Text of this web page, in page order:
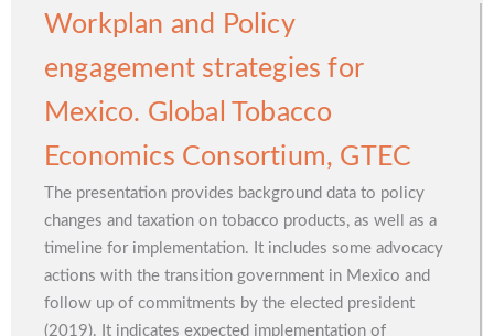
Workplan and Policy
engagement strategies for
Mexico. Global Tobacco
Economics Consortium, GTEC
The presentation provides background data to policy
changes and taxation on tobacco products, as well as a
timeline for implementation. It includes some advocacy
actions with the transition government in Mexico and
follow up of commitments by the elected president
(2019). It indicates expected implementation of